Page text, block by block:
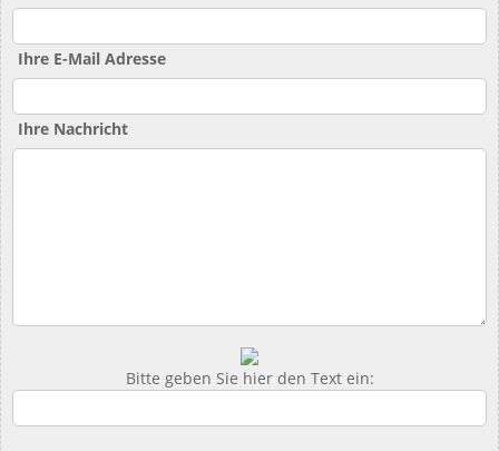
Ihre E-Mail Adresse
Ihre Nachricht
Bitte geben Sie hier den Text ein: